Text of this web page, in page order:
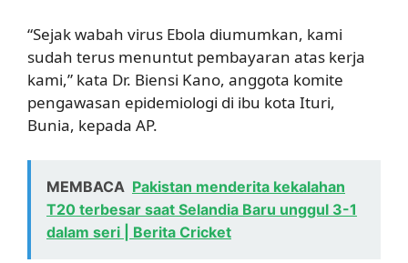
“Sejak wabah virus Ebola diumumkan, kami
sudah terus menuntut pembayaran atas kerja
kami,” kata Dr. Biensi Kano, anggota komite
pengawasan epidemiologi di ibu kota Ituri,
Bunia, kepada AP.
MEMBACA Pakistan menderita kekalahan
T20 terbesar saat Selandia Baru unggul 3-1
dalam seri | Berita Cricket